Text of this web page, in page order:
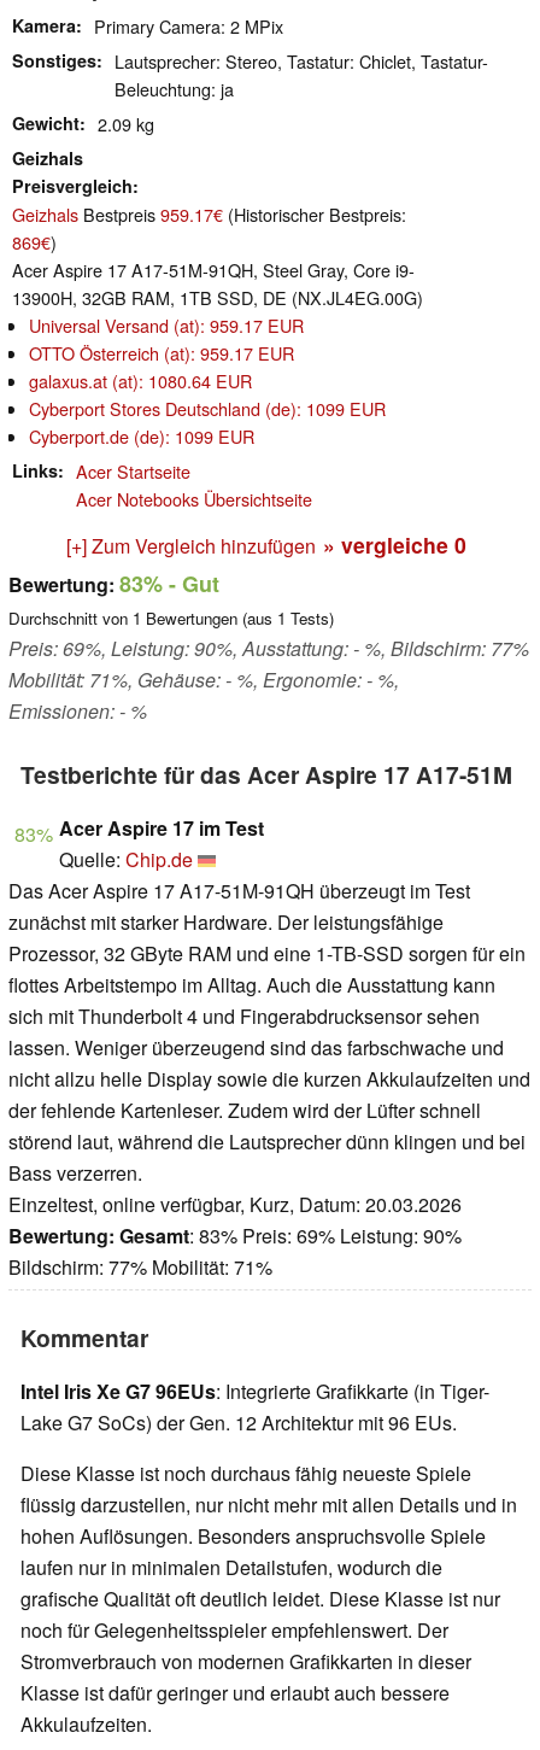
Kamera Primary Camera: 2 MPix
Sonstiges
Lautsprecher: Stereo, Tastatur: Chiclet, Tastatur-
Beleuchtung: ja
Gewicht 2.09 kg
Geizhals
Preisvergleich
Geizhals Bestpreis959.17€ (Historischer Bestpreis:
869€)
Acer Aspire 17 A17-51M-91QH, Steel Gray, Core i9-
13900H, 32GB RAM, 1TB SSD, DE (NX.JL4EG.00G)
Universal Versand (at): 959.17 EUR
OTTO Österreich (at): 959.17 EUR
galaxus.at (at): 1080.64 EUR
Cyberport Stores Deutschland (de): 1099 EUR
Cyberport.de (de): 1099 EUR
Links
Acer Startseite
Acer Notebooks Übersichtseite
[+] Zum Vergleich hinzufügen » vergleiche 0
Bewertung: 83%- Gut
Durchschnitt von 1 Bewertungen (aus 1 Tests)
Preis: 69%, Leistung: 90%, Ausstattung: - %, Bildschirm: 77%
Mobilität: 71%, Gehäuse: - %, Ergonomie: - %,
Emissionen: - %
Testberichte für das Acer Aspire 17 A17-51M
83% Acer Aspire 17 im Test
Quelle: Chip.de
Das Acer Aspire 17 A17-51M-91QH überzeugt im Test
zunächst mit starker Hardware. Der leistungsfähige
Prozessor, 32 GByte RAM und eine 1-TB-SSD sorgen für ein
flottes Arbeitstempo im Alltag. Auch die Ausstattung kann
sich mit Thunderbolt 4 und Fingerabdrucksensor sehen
lassen. Weniger überzeugend sind das farbschwache und
nicht allzu helle Display sowie die kurzen Akkulaufzeiten und
der fehlende Kartenleser. Zudem wird der Lüfter schnell
störend laut, während die Lautsprecher dünn klingen und bei
Bass verzerren.
Einzeltest, online verfügbar, Kurz, Datum: 20.03.2026
Bewertung: Gesamt: 83% Preis: 69% Leistung: 90%
Bildschirm: 77% Mobilität: 71%
Kommentar
Intel Iris Xe G7 96EUs: Integrierte Grafikkarte (in Tiger-
Lake G7 SoCs) der Gen. 12 Architektur mit 96 EUs.
Diese Klasse ist noch durchaus fähig neueste Spiele
flüssig darzustellen, nur nicht mehr mit allen Details und in
hohen Auflösungen. Besonders anspruchsvolle Spiele
laufen nur in minimalen Detailstufen, wodurch die
grafische Qualität oft deutlich leidet. Diese Klasse ist nur
noch für Gelegenheitsspieler empfehlenswert. Der
Stromverbrauch von modernen Grafikkarten in dieser
Klasse ist dafür geringer und erlaubt auch bessere
Akkulaufzeiten.